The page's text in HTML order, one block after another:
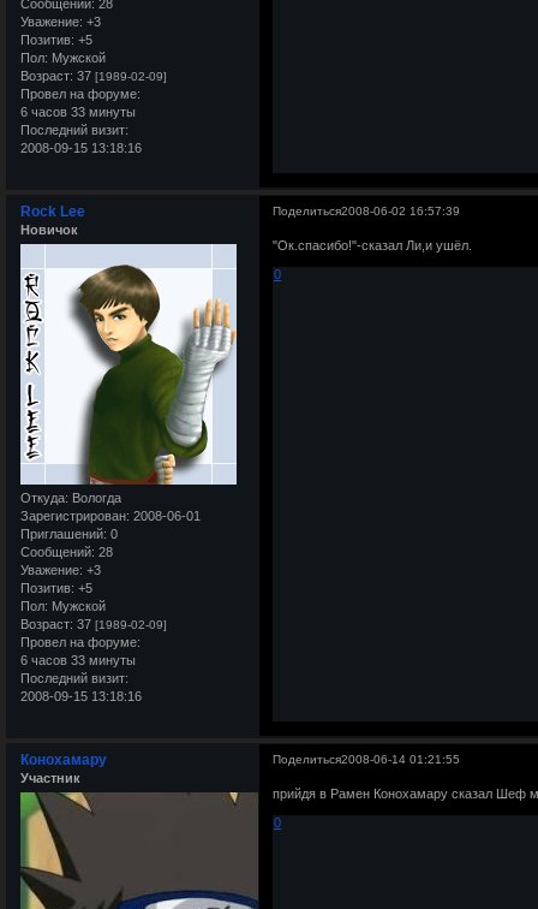
Сообщений: 28
Уважение: +3
Позитив: +5
Пол: Мужской
Возраст: 37 [1989-02-09]
Провел на форуме:
6 часов 33 минуты
Последний визит:
2008-09-15 13:18:16
Поделиться2008-06-02 16:57:39
Rock Lee
Новичок
Откуда: Вологда
Зарегистрирован: 2008-06-01
Приглашений: 0
Сообщений: 28
Уважение: +3
Позитив: +5
Пол: Мужской
Возраст: 37 [1989-02-09]
Провел на форуме:
6 часов 33 минуты
Последний визит:
2008-09-15 13:18:16
"Ок.спасибо!"-сказал Ли,и ушёл.
0
Поделиться2008-06-14 01:21:55
Конохамару
Участник
прийдя в Рамен Конохамару сказал
Шеф
0